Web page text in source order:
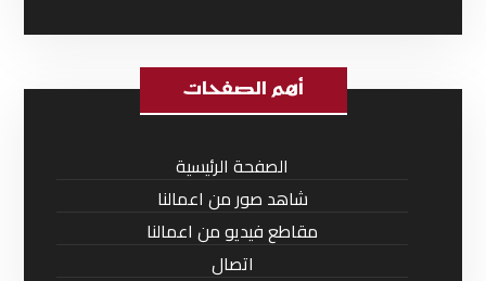
أهم الصفحات
الصفحة الرئيسية
شاهد صور من اعمالنا
مقاطع فيديو من اعمالنا
اتصال